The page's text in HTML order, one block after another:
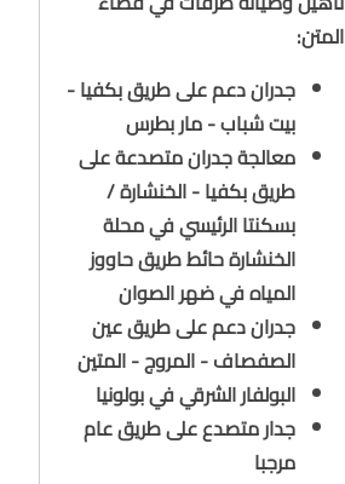
المتن:
جدران دعم على طريق بكفيا -
بيت شباب - مار بطرس
معالجة جدران متصدعة على
طريق بكفيا - الخنشارة /
بسكنتا الرئيسي في محلة
الخنشارة حائط طريق حاووز
المياه في ضهر الصوان
جدران دعم على طريق عين
الصفصاف - المروج - المتين
البولفار الشرقي في بولونيا
جدار متصدع على طريق عام
مرجبا